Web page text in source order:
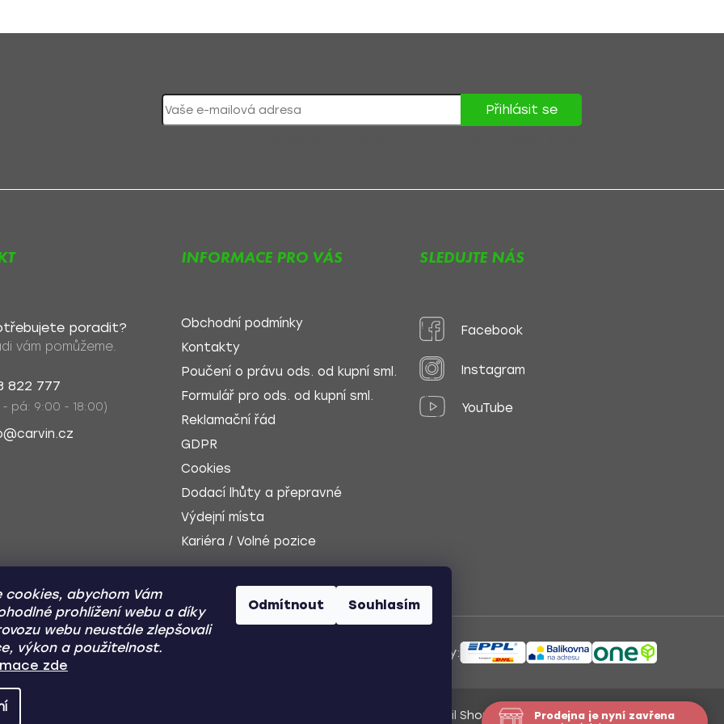
cookies, abychom Vám
prohlížení webu a díky
webu neustále zlepšovali
výkon a použitelnost.
zde
Odmítnout Souhlasím
Přihlásit se
poradit?
vám pomůžeme.
822 777
pá: 9:00 - 18:00)
INFORMACE PRO VÁS
Obchodní podmínky
Kontakty
Poučení o právu ods. od kupní sml.
Formulář pro ods. od kupní sml.
Reklamační řád
GDPR
Cookies
Dodací lhůty a přepravné
Výdejní místa
Kariéra / Volné pozice
SLEDUJTE NÁS
Facebook
Instagram
YouTube
Dobírka Způsoby dopravy:
Vytvořil Shoptet/Nakódoval Pavel Kuneš
Prodejna je nyní zavřena